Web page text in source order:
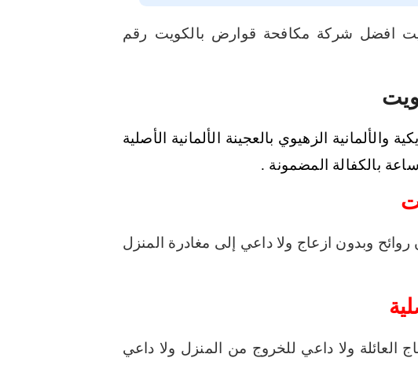
افضل شركة مكافحة قوارض بالكويت رقم
والألمانية الزهيوي بالعجينة الألمانية الأصلية
روائح وبدون ازعاج ولا داعي إلى مغادرة المنزل
العائلة ولا داعي للخروج من المنزل ولا داعي